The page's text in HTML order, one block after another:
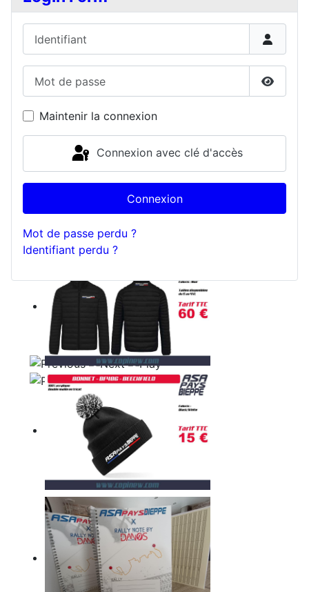
Maintenir la connexion
Connexion avec clé d'accès
Connexion
Mot de passe perdu ?
Identifiant perdu ?